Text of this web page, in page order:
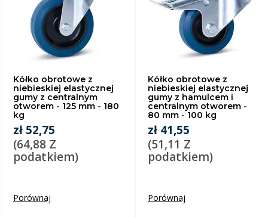
Kółko obrotowe z
niebieskiej elastycznej
gumy z centralnym
otworem - 125 mm - 180
kg
zł 52,75
(64,88 Z
podatkiem)
Porównaj
Kółko obrotowe z
niebieskiej elastycznej
gumy z hamulcem i
centralnym otworem -
80 mm - 100 kg
zł 41,55
(51,11 Z
podatkiem)
Porównaj